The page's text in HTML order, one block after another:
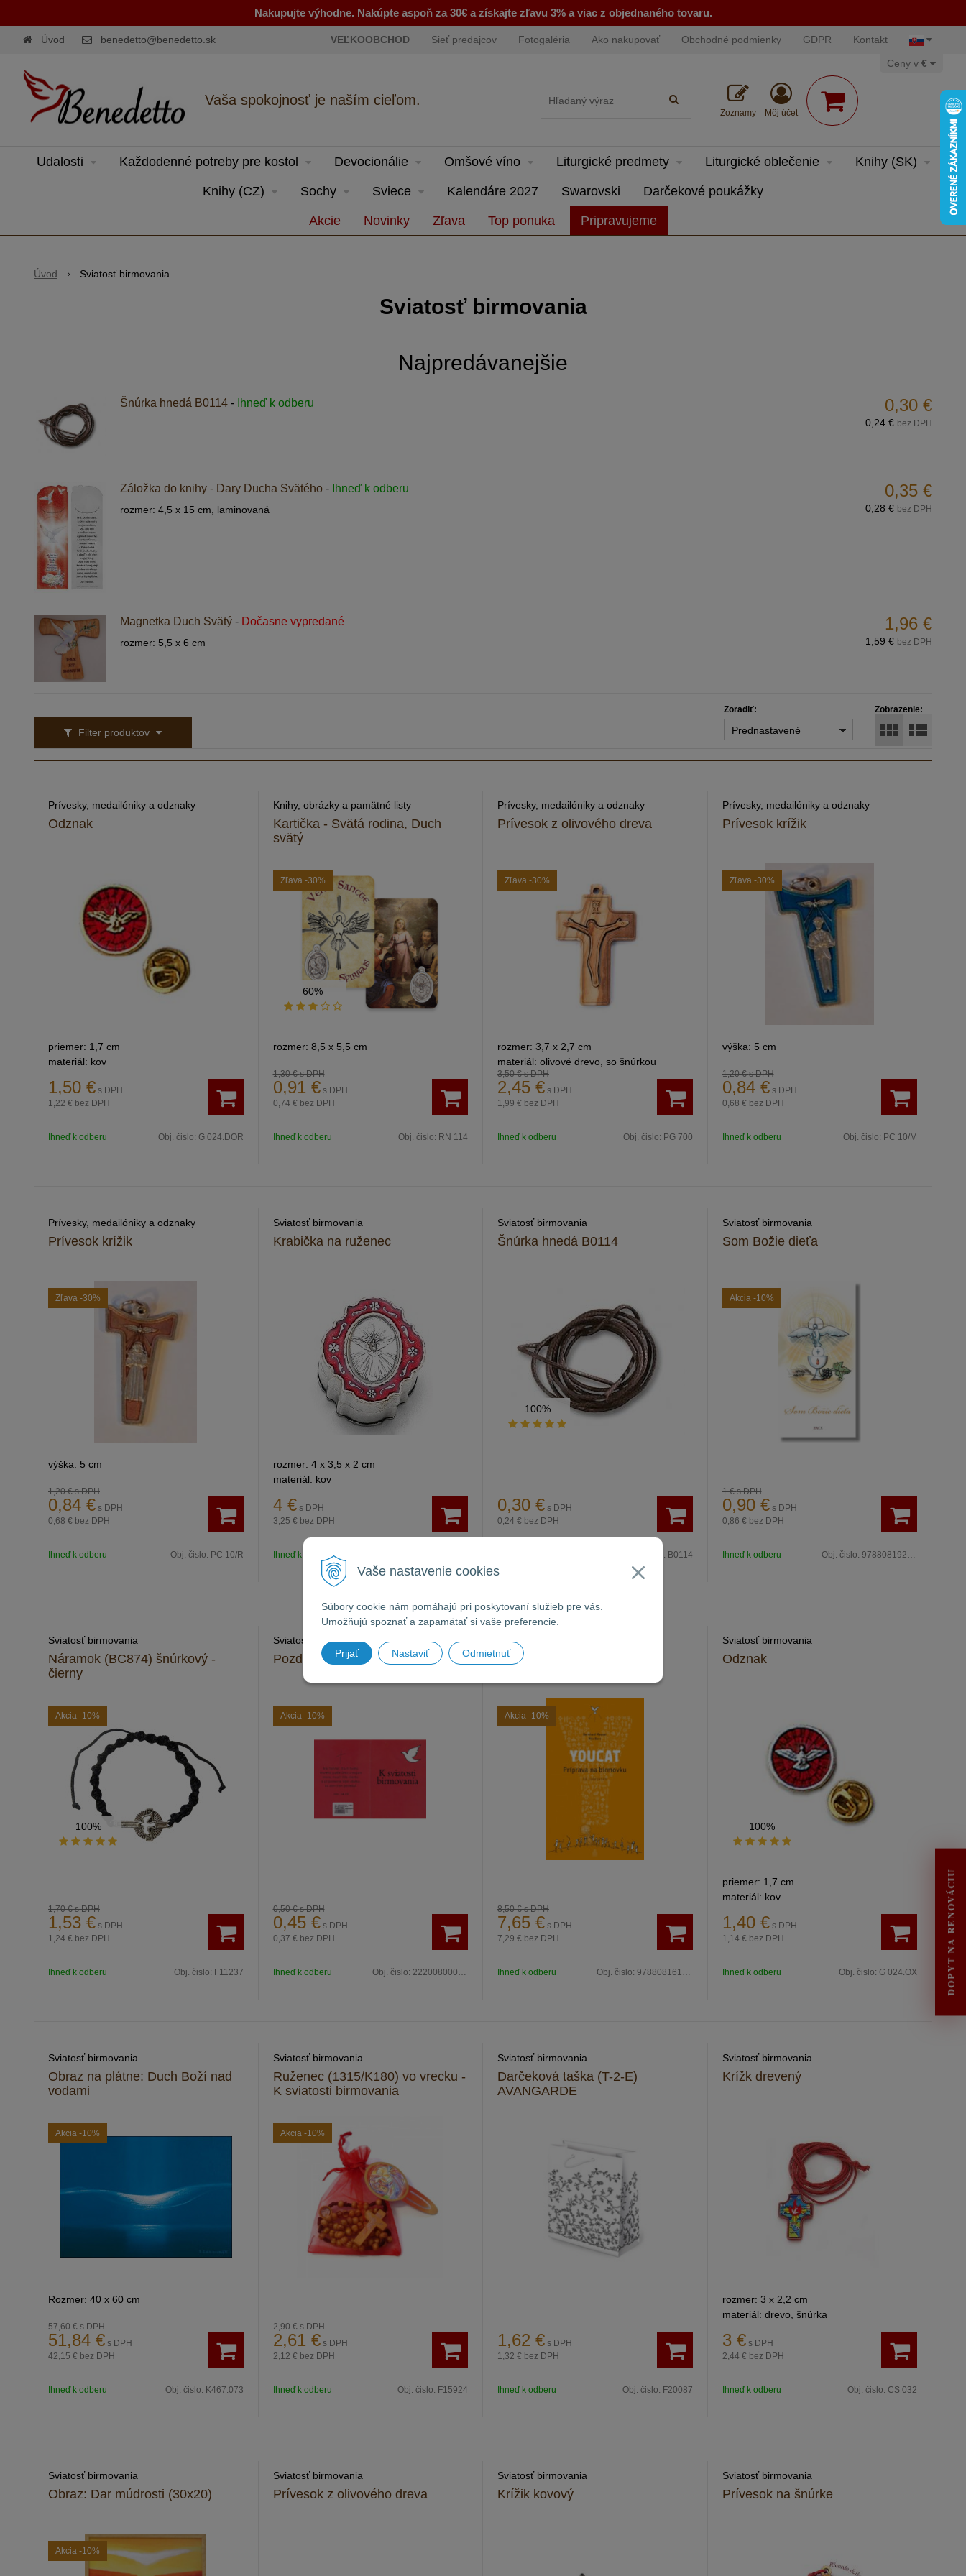
Nakupujte výhodne. Nakúpte aspoň za 30€ a získajte zľavu 3% a viac z objednaného tovaru.
Vaše nastavenie cookies
Súbory cookie nám pomáhajú pri poskytovaní služieb pre vás.
Umožňujú spoznať a zapamätať si vaše preferencie.
Prijať Nastaviť Odmietnuť
DOPYT NA RENOVÁCIU
Vaša spokojnosť je naším cieľom.
Úvod benedetto@benedetto.sk
Zoznamy Môj účet
VEĽKOOBCHOD Sieť predajcov Fotogaléria Ako nakupovať Obchodné podmienky GDPR Kontakt
Ceny v €
Úvod Sviatosť birmovania
Sviatosť birmovania
Najpredávanejšie
Šnúrka hnedá B0114 - Ihneď k odberu 0,30 €
0,24 € bez DPH
Záložka do knihy - Dary Ducha Svätého - Ihneď k odberu
rozmer: 4,5 x 15 cm, laminovaná
0,35 €
0,28 € bez DPH
Magnetka Duch Svätý - Dočasne vypredané
rozmer: 5,5 x 6 cm
1,96 €
1,59 € bez DPH
Filter produktov
Zobrazenie:
Zoradiť:
Prednastavené
Prívesky, medailóniky a odznaky
Odznak
priemer: 1,7 cm
materiál: kov
1,50 € s DPH
1,22 € bez DPH
Ihneď k odberu Obj. čislo: G 024.DOR
Knihy, obrázky a pamätné listy
Kartička - Svätá rodina, Duch
svätý
Zľava -30%
60%
rozmer: 8,5 x 5,5 cm
1,30 €s DPH
0,91 € s DPH
0,74 € bez DPH
Ihneď k odberu Obj. čislo: RN 114
Prívesky, medailóniky a odznaky
Prívesok z olivového dreva
Zľava -30%
rozmer: 3,7 x 2,7 cm
materiál: olivové drevo, so šnúrkou
3,50 €s DPH
2,45 € s DPH
1,99 € bez DPH
Ihneď k odberu Obj. čislo: PG 700
Prívesky, medailóniky a odznaky
Prívesok krížik
Zľava -30%
výška: 5 cm
1,20 €s DPH
0,84 € s DPH
0,68 € bez DPH
Ihneď k odberu Obj. čislo: PC 10/M
Prívesky, medailóniky a odznaky
Prívesok krížik
Zľava -30%
výška: 5 cm
1,20 €s DPH
0,84 € s DPH
0,68 € bez DPH
Ihneď k odberu Obj. čislo: PC 10/R
Sviatosť birmovania
Krabička na ruženec
rozmer: 4 x 3,5 x 2 cm
materiál: kov
4 € s DPH
3,25 € bez DPH
Ihneď k odberu
Sviatosť birmovania
Šnúrka hnedá B0114
100%
0,30 € s DPH
0,24 € bez DPH
Obj. čislo: B0114
Sviatosť birmovania
Som Božie dieťa
Akcia -10%
1 €s DPH
0,90 € s DPH
0,86 € bez DPH
Ihneď k odberu Obj. čislo: 9788081920691
Sviatosť birmovania
Náramok (BC874) šnúrkový -
čierny
Akcia -10%
100%
1,70 €s DPH
1,53 € s DPH
1,24 € bez DPH
Ihneď k odberu Obj. čislo: F11237
Sviatosť birmovania
Pozdrav K sviatosti birmovania
Akcia -10%
0,50 €s DPH
0,45 € s DPH
0,37 € bez DPH
Ihneď k odberu Obj. čislo: 2220080005636
Sviatosť birmovania
YOUCAT – príprava na
Akcia -10%
8,50 €s DPH
7,65 € s DPH
7,29 € bez DPH
Ihneď k odberu Obj. čislo:9788081615429
Sviatosť birmovania
Odznak
100%
priemer: 1,7 cm
materiál: kov
1,40 € s DPH
1,14 € bez DPH
Ihneď k odberu Obj. čislo: G 024.OX
Sviatosť birmovania
Obraz na plátne: Duch Boží nad
vodami
Akcia -10%
Rozmer: 40 x 60 cm
57,60 €s DPH
51,84 € s DPH
42,15 € bez DPH
Ihneď k odberu Obj. čislo: K467.073
Sviatosť birmovania
Ruženec (1315/K180) vo vrecku -
K sviatosti birmovania
Akcia -10%
2,90 €s DPH
2,61 € s DPH
2,12 € bez DPH
Ihneď k odberu Obj. čislo: F15924
Sviatosť birmovania
Darčeková taška (T-2-E)
AVANGARDE
1,62 € s DPH
1,32 € bez DPH
Ihneď k odberu Obj. čislo: F20087
Sviatosť birmovania
Krížk drevený
rozmer: 3 x 2,2 cm
materiál: drevo, šnúrka
3 € s DPH
2,44 € bez DPH
Ihneď k odberu Obj. čislo: CS 032
Sviatosť birmovania
Obraz: Dar múdrosti (30x20)
Akcia -10%
Sviatosť birmovania
Prívesok z olivového dreva
Sviatosť birmovania
Krížik kovový
Sviatosť birmovania
Prívesok na šnúrke
Udalosti Každodenné potreby pre kostol Devocionálie Omšové víno Liturgické predmety Liturgické oblečenie Knihy (SK)
Knihy (CZ) Sochy Sviece Kalendáre 2027 Swarovski Darčekové poukážky
Akcie Novinky Zľava Top ponuka Pripravujeme